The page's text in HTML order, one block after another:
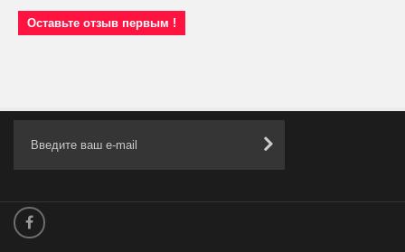
Оставьте отзыв первым !